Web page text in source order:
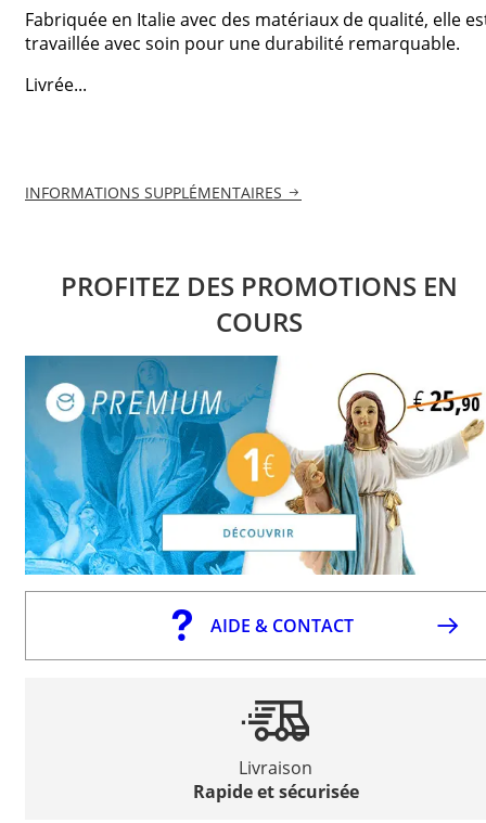
Fabriquée en Italie avec des matériaux de qualité, elle
travaillée avec soin pour une durabilité remarquable.
Livrée...
INFORMATIONS SUPPLÉMENTAIRES
PROFITEZ DES PROMOTIONS EN
COURS
AIDE & CONTACT
Livraison
Rapide et sécurisée